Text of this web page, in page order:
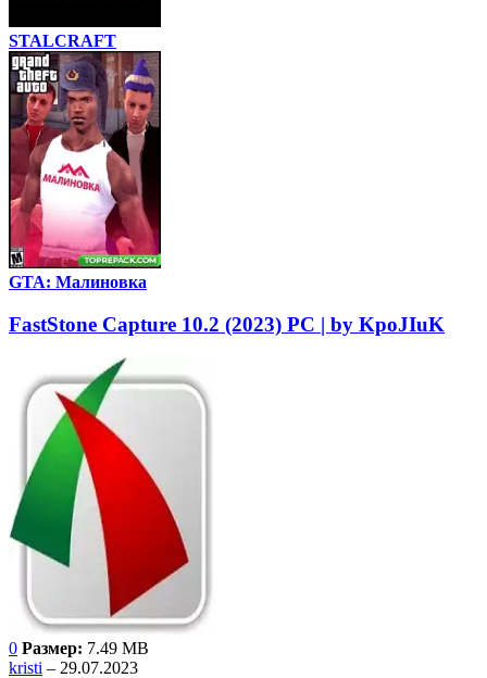
STALCRAFT
GTA: Малиновка
FastStone Capture 10.2 (2023) РС | by KpoJIuK
0 Размер: 7.49 MB
kristi – 29.07.2023